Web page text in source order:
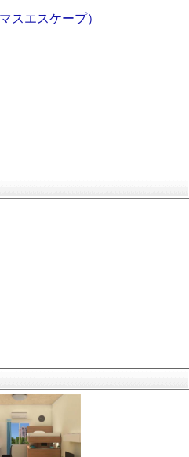
スエスケープ）